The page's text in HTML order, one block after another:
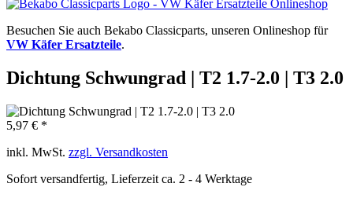
Besuchen Sie auch Bekabo Classicparts, unseren Onlineshop für
VW Käfer Ersatzteile.
Dichtung Schwungrad | T2 1.7-2.0 | T3 2.0
5,97 € *
inkl. MwSt. zzgl. Versandkosten
Sofort versandfertig, Lieferzeit ca. 2 - 4 Werktage